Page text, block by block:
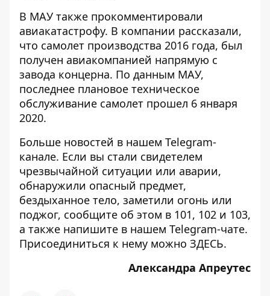
В МАУ также прокомментировали
авиакатастрофу. В компании рассказали,
что самолет производства 2016 года, был
получен авиакомпанией напрямую с
завода концерна. По данным МАУ,
последнее плановое техническое
обслуживание самолет прошел 6 января
2020.
Больше новостей в нашем Telegram-
канале. Если вы стали свидетелем
чрезвычайной ситуации или аварии,
обнаружили опасный предмет,
бездыханное тело, заметили огонь или
поджог, сообщите об этом в 101, 102 и 103,
а также напишите в нашем Telegram-чате.
Присоединиться к нему можно ЗДЕСЬ.
Александра Апреутес